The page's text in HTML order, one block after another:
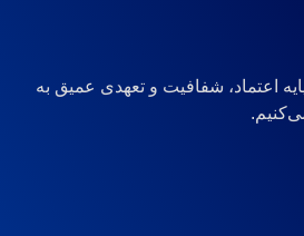
اعتماد، شفافیت و تعهدی عمیق به